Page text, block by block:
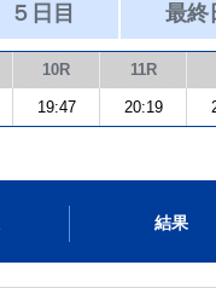
５日目 最終
10R 11R
19:47 20:19
結果